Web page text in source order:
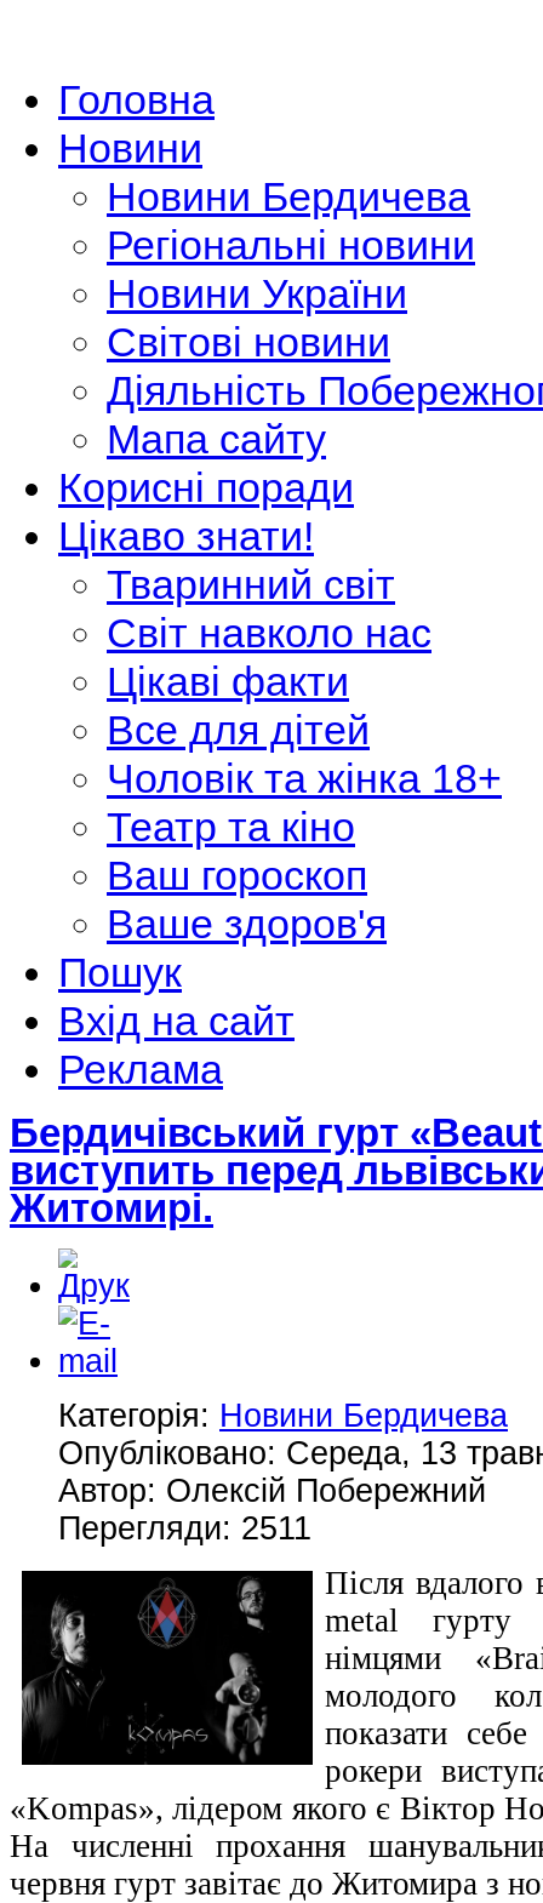
Головна
Новини
Новини Бердичева
Регіональні новини
Новини України
Світові новини
Діяльність
Мапа сайту
Корисні поради
Цікаво знати!
Тваринний світ
Світ навколо нас
Цікаві факти
Все для дітей
Чоловік та жінка 18+
Театр та кіно
Ваш гороскоп
Ваше здоров'я
Пошук
Вхід на сайт
Реклама
Бердичівський гурт
виступить перед
Житомирі.
Категорія: Новини Бердичева
Опубліковано: Середа, 13
Автор: Олексій Побережний
Перегляди: 2511
Після вдалого
metal гурту
німцями
молодого
показати
рокери
«Kompas», лідером якого є Віктор
На численні прохання
червня гурт завітає до Житомира з